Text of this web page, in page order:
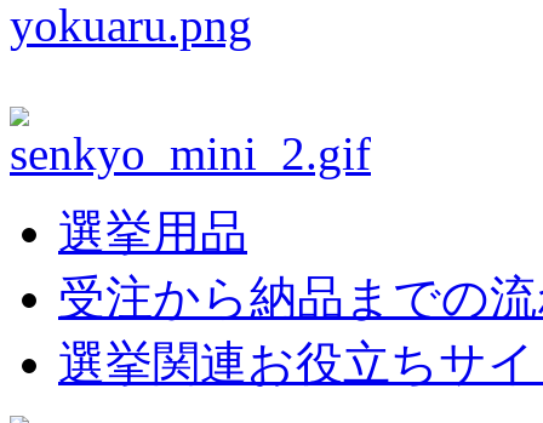
選挙用品
受注から納品までの
選挙関連お役立ちサ